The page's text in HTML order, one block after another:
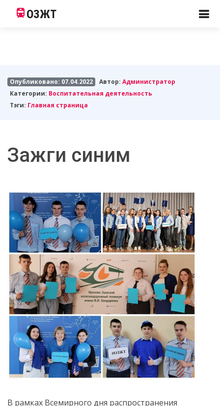
ОЗЖТ
Опубликовано: 07.04.2022 Автор:Администратор
Категории: Воспитательная деятельность
Тэги: Главная страница
Зажги синим
В рамках Всемирного дня распространения